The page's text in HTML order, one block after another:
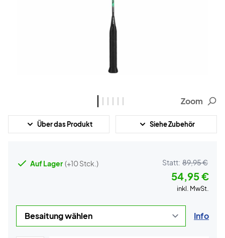
Zoom
Über das Produkt Siehe Zubehör
Auf Lager (+10 Stck.) Statt: 89,95 €
54,95 €
inkl. MwSt.
Info